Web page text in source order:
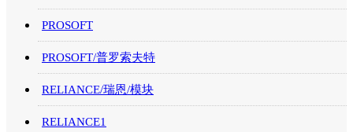
PROSOFT
PROSOFT/普罗索夫特
RELIANCE/瑞恩/模块
RELIANCE1